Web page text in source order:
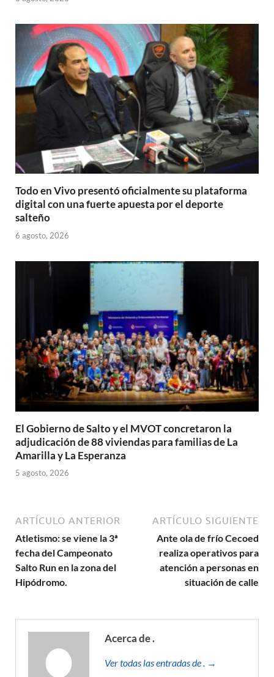
Todo en Vivo presentó oficialmente su plataforma
digital con una fuerte apuesta por el deporte
salteño
6 agosto, 2026
El Gobierno de Salto y el MVOT concretaron la
adjudicación de 88 viviendas para familias de La
Amarilla y La Esperanza
5 agosto, 2026
ARTÍCULO ANTERIOR
Atletismo: se viene la 3ª
fecha del Campeonato
Salto Run en la zona del
Hipódromo.
ARTÍCULO SIGUIENTE
Ante ola de frío Cecoed
realiza operativos para
atención a personas en
situación de calle
Acerca de .
Ver todas las entradas de . →